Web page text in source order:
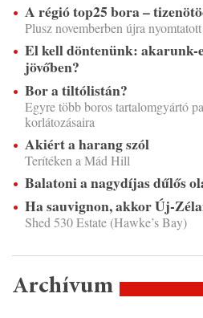
A régió top25 bora –
Plusz novemberben újra
El kell döntenünk: akarunk-
jövőben?
Bor a tiltólistán?
Egyre több boros tartalomgyártó
korlátozásaira
Akiért a harang szól
Terítéken a Mád Hill
Balatoni a nagydíjas dűlős
Ha sauvignon, akkor Új-
Shed 530 Estate (Hawke’s Bay)
Archívum